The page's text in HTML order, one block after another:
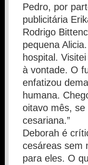
Pedro, por
publicitária
Rodrigo
pequena
hospital.
à vontade. O
enfatizou
humana.
oitavo mês,
cesariana.”
Deborah é
cesáreas sem
para eles. O